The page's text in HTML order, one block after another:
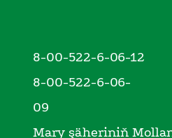
8-00-522-6-06-12
8-00-522-6-06-
09
Mary şäheriniň